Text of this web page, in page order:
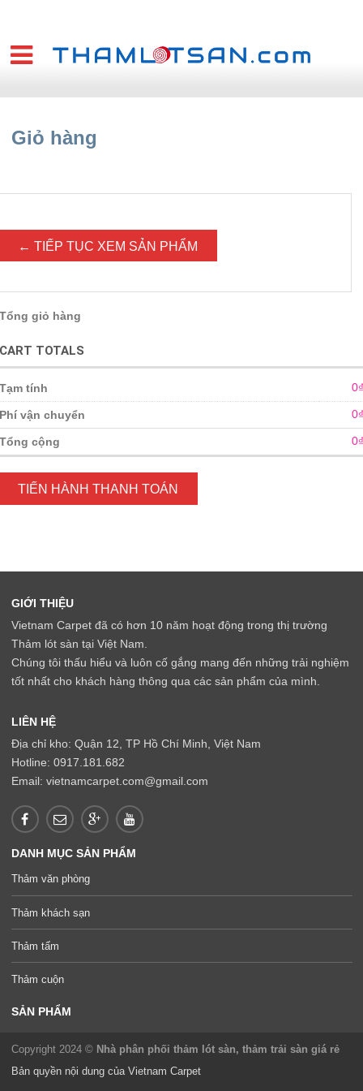
Giỏ hàng
← TIẾP TỤC XEM SẢN PHẨM
giỏ hàng
TOTALS
tính 0₫
vận chuyển 0₫
cộng 0₫
TIẾN HÀNH THANH TOÁN
GIỚI THIỆU
Vietnam Carpet đã có hơn 10 năm hoạt động trong thị trường
Thảm lót sàn tại Việt Nam.
Chúng tôi thấu hiểu và luôn cố gắng mang đến những trải nghiệm
tốt nhất cho khách hàng thông qua các sản phẩm của mình.
LIÊN HỆ
Địa chỉ kho: Quận 12, TP Hồ Chí Minh, Việt Nam
Hotline: 0917.181.682
Email: vietnamcarpet.com@gmail.com
DANH MỤC SẢN PHẨM
Thảm văn phòng
Thảm khách sạn
Thảm tấm
Thảm cuộn
SẢN PHẨM
Copyright 2024 © Nhà phân phối thảm lót sàn, thảm trải sàn giá rẻ
Bản quyền nội dung của Vietnam Carpet